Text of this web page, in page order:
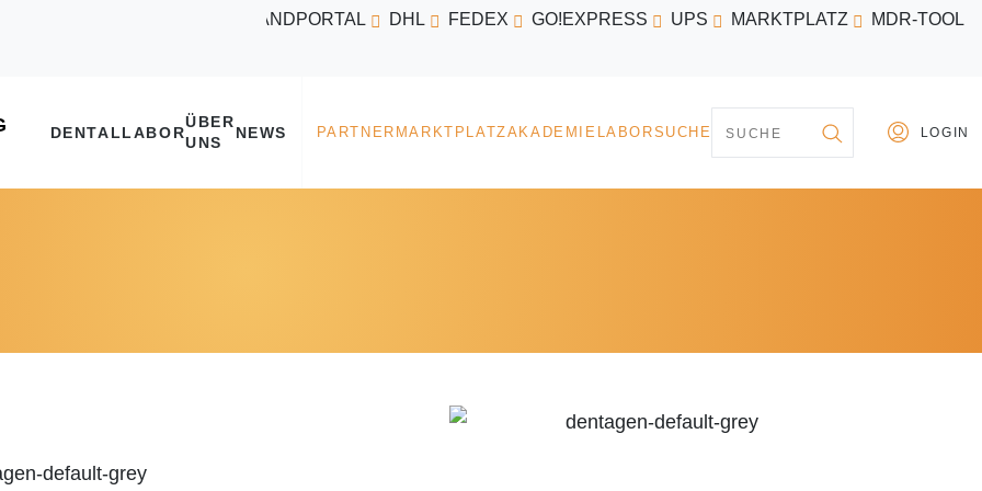
VERSANDPORTAL DHL FEDEX GO!EXPRESS UPS MARKTPLATZ MDR-TOOL